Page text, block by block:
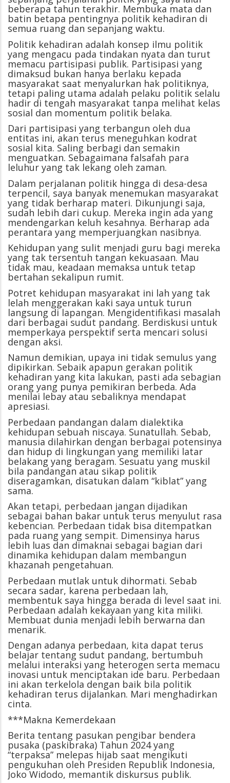
beberapa tahun terakhir. Membuka mata dan
batin betapa pentingnya politik kehadiran di
semua ruang dan sepanjang waktu.
Politik kehadiran adalah konsep ilmu politik
yang mengacu pada tindakan nyata dan turut
memacu partisipasi publik. Partisipasi yang
dimaksud bukan hanya berlaku kepada
masyarakat saat menyalurkan hak politiknya,
tetapi paling utama adalah pelaku politik selalu
hadir di tengah masyarakat tanpa melihat kelas
sosial dan momentum politik belaka.
Dari partisipasi yang terbangun oleh dua
entitas ini, akan terus meneguhkan kodrat
sosial kita. Saling berbagi dan semakin
menguatkan. Sebagaimana falsafah para
leluhur yang tak lekang oleh zaman.
Dalam perjalanan politik hingga di desa-desa
terpencil, saya banyak menemukan masyarakat
yang tidak berharap materi. Dikunjungi saja,
sudah lebih dari cukup. Mereka ingin ada yang
mendengarkan keluh kesahnya. Berharap ada
perantara yang memperjuangkan nasibnya.
Kehidupan yang sulit menjadi guru bagi mereka
yang tak tersentuh tangan kekuasaan. Mau
tidak mau, keadaan memaksa untuk tetap
bertahan sekalipun rumit.
Potret kehidupan masyarakat ini lah yang tak
lelah menggerakan kaki saya untuk turun
langsung di lapangan. Mengidentifikasi masalah
dari berbagai sudut pandang. Berdiskusi untuk
memperkaya perspektif serta mencari solusi
dengan aksi.
Namun demikian, upaya ini tidak semulus yang
dipikirkan. Sebaik apapun gerakan politik
kehadiran yang kita lakukan, pasti ada sebagian
orang yang punya pemikiran berbeda. Ada
menilai lebay atau sebaliknya mendapat
apresiasi.
Perbedaan pandangan dalam dialektika
kehidupan sebuah niscaya. Sunatullah. Sebab,
manusia dilahirkan dengan berbagai potensinya
dan hidup di lingkungan yang memiliki latar
belakang yang beragam. Sesuatu yang muskil
bila pandangan atau sikap politik
diseragamkan, disatukan dalam “kiblat” yang
sama.
Akan tetapi, perbedaan jangan dijadikan
sebagai bahan bakar untuk terus menyulut rasa
kebencian. Perbedaan tidak bisa ditempatkan
pada ruang yang sempit. Dimensinya harus
lebih luas dan dimaknai sebagai bagian dari
dinamika kehidupan dalam membangun
khazanah pengetahuan.
Perbedaan mutlak untuk dihormati. Sebab
secara sadar, karena perbedaan lah,
membentuk saya hingga berada di level saat ini.
Perbedaan adalah kekayaan yang kita miliki.
Membuat dunia menjadi lebih berwarna dan
menarik.
Dengan adanya perbedaan, kita dapat terus
belajar tentang sudut pandang, bertumbuh
melalui interaksi yang heterogen serta memacu
inovasi untuk menciptakan ide baru. Perbedaan
ini akan terkelola dengan baik bila politik
kehadiran terus dijalankan. Mari menghadirkan
cinta.
***Makna Kemerdekaan
Berita tentang pasukan pengibar bendera
pusaka (paskibraka) Tahun 2024 yang
“terpaksa” melepas hijab saat mengikuti
pengukuhan oleh Presiden Republik Indonesia,
Joko Widodo, memantik diskursus publik.